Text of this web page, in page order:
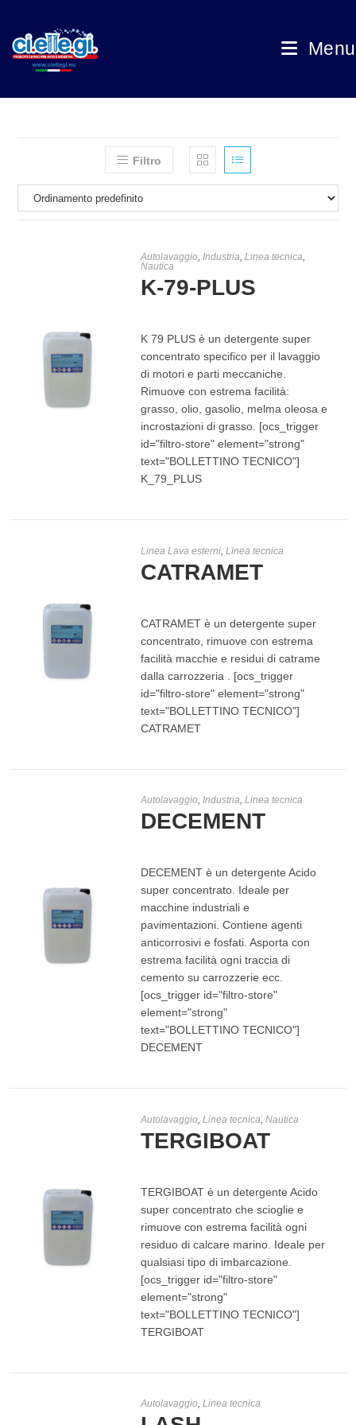
Menu
Filtro
Autolavaggio,Industria,Linea tecnica,
Nautica
K-79-PLUS
K 79 PLUS è un detergente super
concentrato specifico per il lavaggio
di motori e parti meccaniche.
Rimuove con estrema facilità:
grasso, olio, gasolio, melma oleosa e
incrostazioni di grasso. [ocs_trigger
id="filtro-store" element="strong"
text="BOLLETTINO TECNICO"]
K_79_PLUS
Linea Lava esterni ,Linea tecnica
CATRAMET
CATRAMET è un detergente super
concentrato, rimuove con estrema
facilità macchie e residui di catrame
dalla carrozzeria . [ocs_trigger
id="filtro-store" element="strong"
text="BOLLETTINO TECNICO"]
CATRAMET
Autolavaggio,Industria,Linea tecnica
DECEMENT
DECEMENT è un detergente Acido
super concentrato. Ideale per
macchine industriali e
pavimentazioni. Contiene agenti
anticorrosivi e fosfati. Asporta con
estrema facilità ogni traccia di
cemento su carrozzerie ecc.
[ocs_trigger id="filtro-store"
element="strong"
text="BOLLETTINO TECNICO"]
DECEMENT
Autolavaggio ,Linea tecnica ,Nautica
TERGIBOAT
TERGIBOAT è un detergente Acido
super concentrato che scioglie e
rimuove con estrema facilità ogni
residuo di calcare marino. Ideale per
qualsiasi tipo di imbarcazione.
[ocs_trigger id="filtro-store"
element="strong"
text="BOLLETTINO TECNICO"]
TERGIBOAT
Autolavaggio,Linea tecnica